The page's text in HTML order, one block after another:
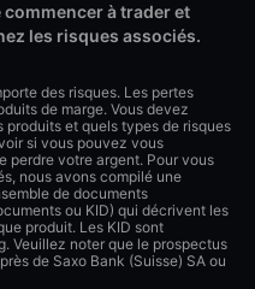
à trader et
les risques associés.
des risques. Les pertes
de marge. Vous devez
et quels types de risques
si vous pouvez vous
perdre votre argent. Pour vous
nous avons compilé une
de documents
ou KID) qui décrivent les
produit. Les KID sont
Veuillez noter que le prospectus
de Saxo Bank (Suisse) SA ou